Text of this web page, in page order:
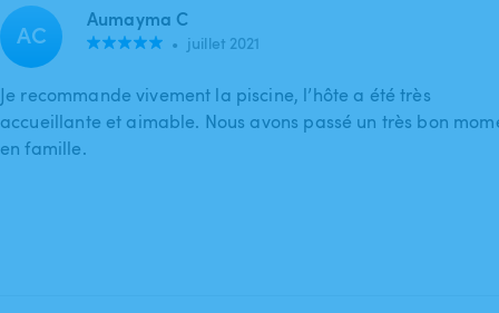
AC Aumayma C
• juillet 2021
Je recommande vivement la piscine, l’hôte a été très
accueillante et aimable. Nous avons passé un très bon
en famille.